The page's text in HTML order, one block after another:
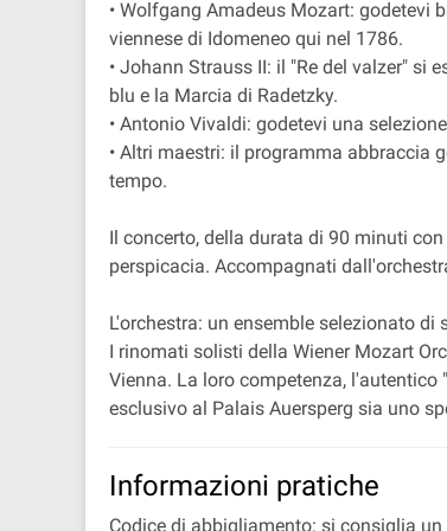
• Wolfgang Amadeus Mozart: godetevi
viennese di Idomeneo qui nel 1786.
• Johann Strauss II: il "Re del valzer" si
blu e la Marcia di Radetzky.
• Antonio Vivaldi: godetevi una
• Altri maestri: il programma abbraccia
tempo.
Il concerto, della durata di 90 minuti
perspicacia. Accompagnati
L'orchestra: un ensemble selezionato di
I rinomati solisti della Wiener Mozart
Vienna. La loro competenza,
esclusivo al Palais Auersperg sia uno
Informazioni pratiche
Codice di abbigliamento: si consiglia